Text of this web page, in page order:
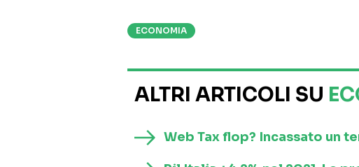
ECONOMIA
ALTRI ARTICOLI SU
Web Tax flop? Incassato un